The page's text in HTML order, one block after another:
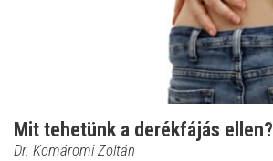
Mit tehetünk a derékfájás ellen?
Dr. Komáromi Zoltán